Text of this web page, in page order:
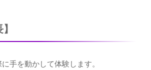
手を動かして体験します。